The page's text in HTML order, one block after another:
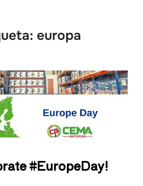
europa
#EuropeDay!